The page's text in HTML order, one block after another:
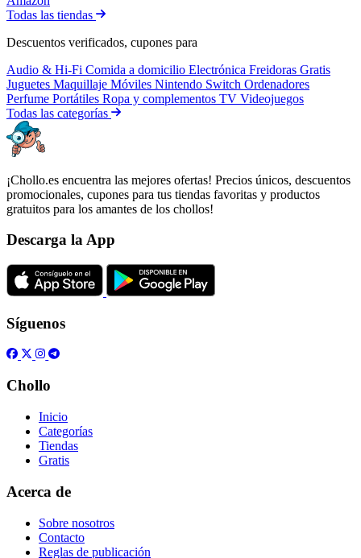
Todas las tiendas
Descuentos verificados, cupones para
Audio & Hi-Fi Comida a domicilio Electrónica Freidoras Gratis
Juguetes Maquillaje Móviles Nintendo Switch Ordenadores
Perfume Portátiles Ropa y complementos TV Videojuegos
Todas las categorías
¡Chollo.es encuentra las mejores ofertas! Precios únicos, descuentos
promocionales, cupones para tus tiendas favoritas y productos
gratuitos para los amantes de los chollos!
Descarga la App
Síguenos
Chollo
Inicio
Categorías
Tiendas
Gratis
Acerca de
Sobre nosotros
Contacto
Reglas de publicación